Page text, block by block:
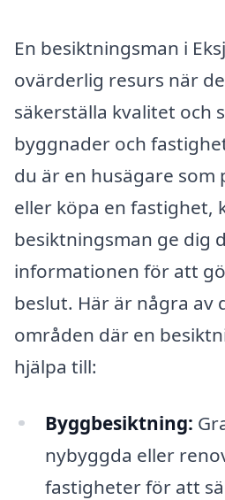
En besiktningsman i
ovärderlig resurs när
säkerställa kvalitet och
byggnader och
du är en husägare som
eller köpa en fastighet,
besiktningsman ge dig
informationen för att
beslut. Här är några av
områden där en
hjälpa till:
Byggbesiktning:
nybyggda eller
fastigheter för att